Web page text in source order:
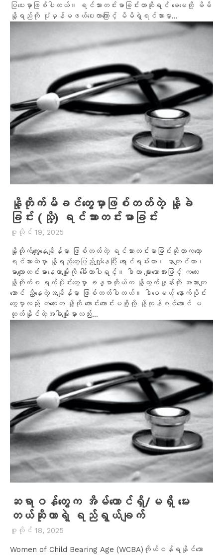
ပြပေးမှာဖြစ်ပါတယ်။ ရင်သားတင်းမာခြင်းဟာဆိုရင် မေမေတို့ မိမိ
နို့ရည်ကို ပုံမှန်မဖယ်ပေးတာကြောင့် မိမိရဲ့ရင်သားမှာ...
နို့တိုက်မိခင်တွေမှာဖြစ်တတ်တဲ့ နို့ခဲ
ခြင်း (သို့) ရင်သားတင်းမာခြင်း
ဇူလိုင် 19, 2025
နို့တိုက်ကျွေးနေချိန်မှာ ဖြစ်တတ်တဲ့ ရင်သားတင်းမာခြင်းဆိုတာကတော့
ရင်သားထဲမှာ နို့ရည်တွေပြည့်လျှံနေပြီး ရောင်ရမ်းတာ၊ နာကျင်တာ၊
မာကျောတင်းမာနေတာမျိုးကို ခေါ်တာပါရှင့်။ ဒါဟာ များသောအားဖြင့် ကလေး
နို့တိုက်စ ရက်ပိုင်းတွေမှာ ခန္ဓာကိုယ်က နို့ထွက်နှုန်းကို အသားကျ
အောင် ညှိနေတဲ့အချိန်မှာ ဖြစ်တတ်ပါတယ်။ ဒါပေမယ့် နောက်ပိုင်း
တွေမှာလည်း ကလေးက နို့ကို ကောင်းကောင်းမစို့လို့ နို့ကုန်စင်အောင် မ
ထုတ်နိုင်တဲ့အခါမျိုးမှာလည်း...
ဆရာဝန်တွေက အိမ်ထောင်ရှိ/မရှိ မေး
တယ်ဆိုတာရဲ့ ရည်ရွယ်ချက်
ဇူလိုင် 18, 2025
Women of Child Bearing Age (WCBA)ကိုယ်ဝန်ရနိုင်သော